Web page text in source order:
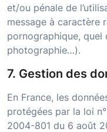
et/ou pénale de
message à caractère
pornographique,
photographie…).
7. Gestion des
En France, les
protégées par la loi
2004-801 du 6 août